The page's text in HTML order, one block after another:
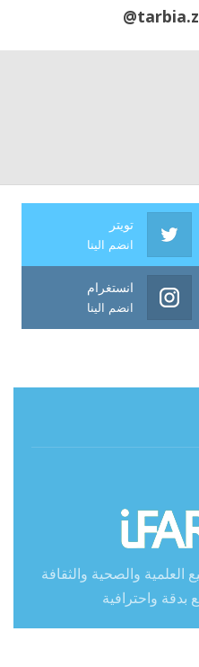
تويتر
انضم الينا
انستغرام
انضم الينا
والصحية والثقافة
بدقة واحترافية